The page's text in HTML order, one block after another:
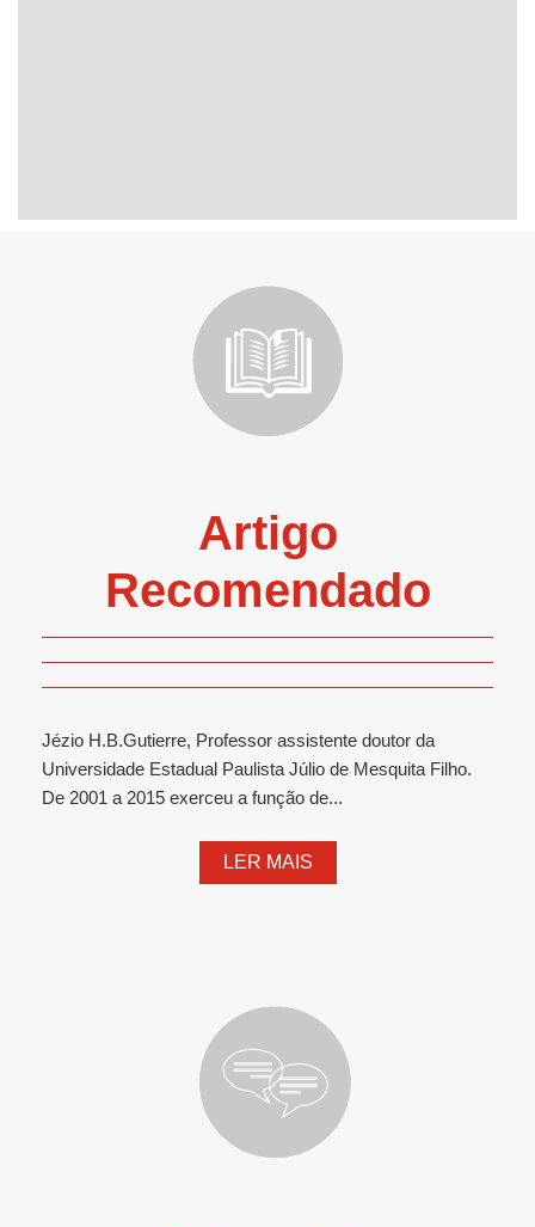
Artigo
Recomendado
Jézio H.B.Gutierre, Professor assistente doutor da
Universidade Estadual Paulista Júlio de Mesquita Filho.
De 2001 a 2015 exerceu a função de...
LER MAIS